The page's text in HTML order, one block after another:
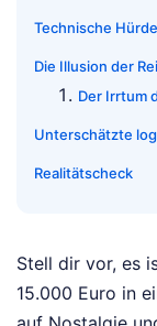
Technische
Die Illusion der
Der Irrtum
Unterschätzte
Realitätscheck
Stell dir vor, es
15.000 Euro in